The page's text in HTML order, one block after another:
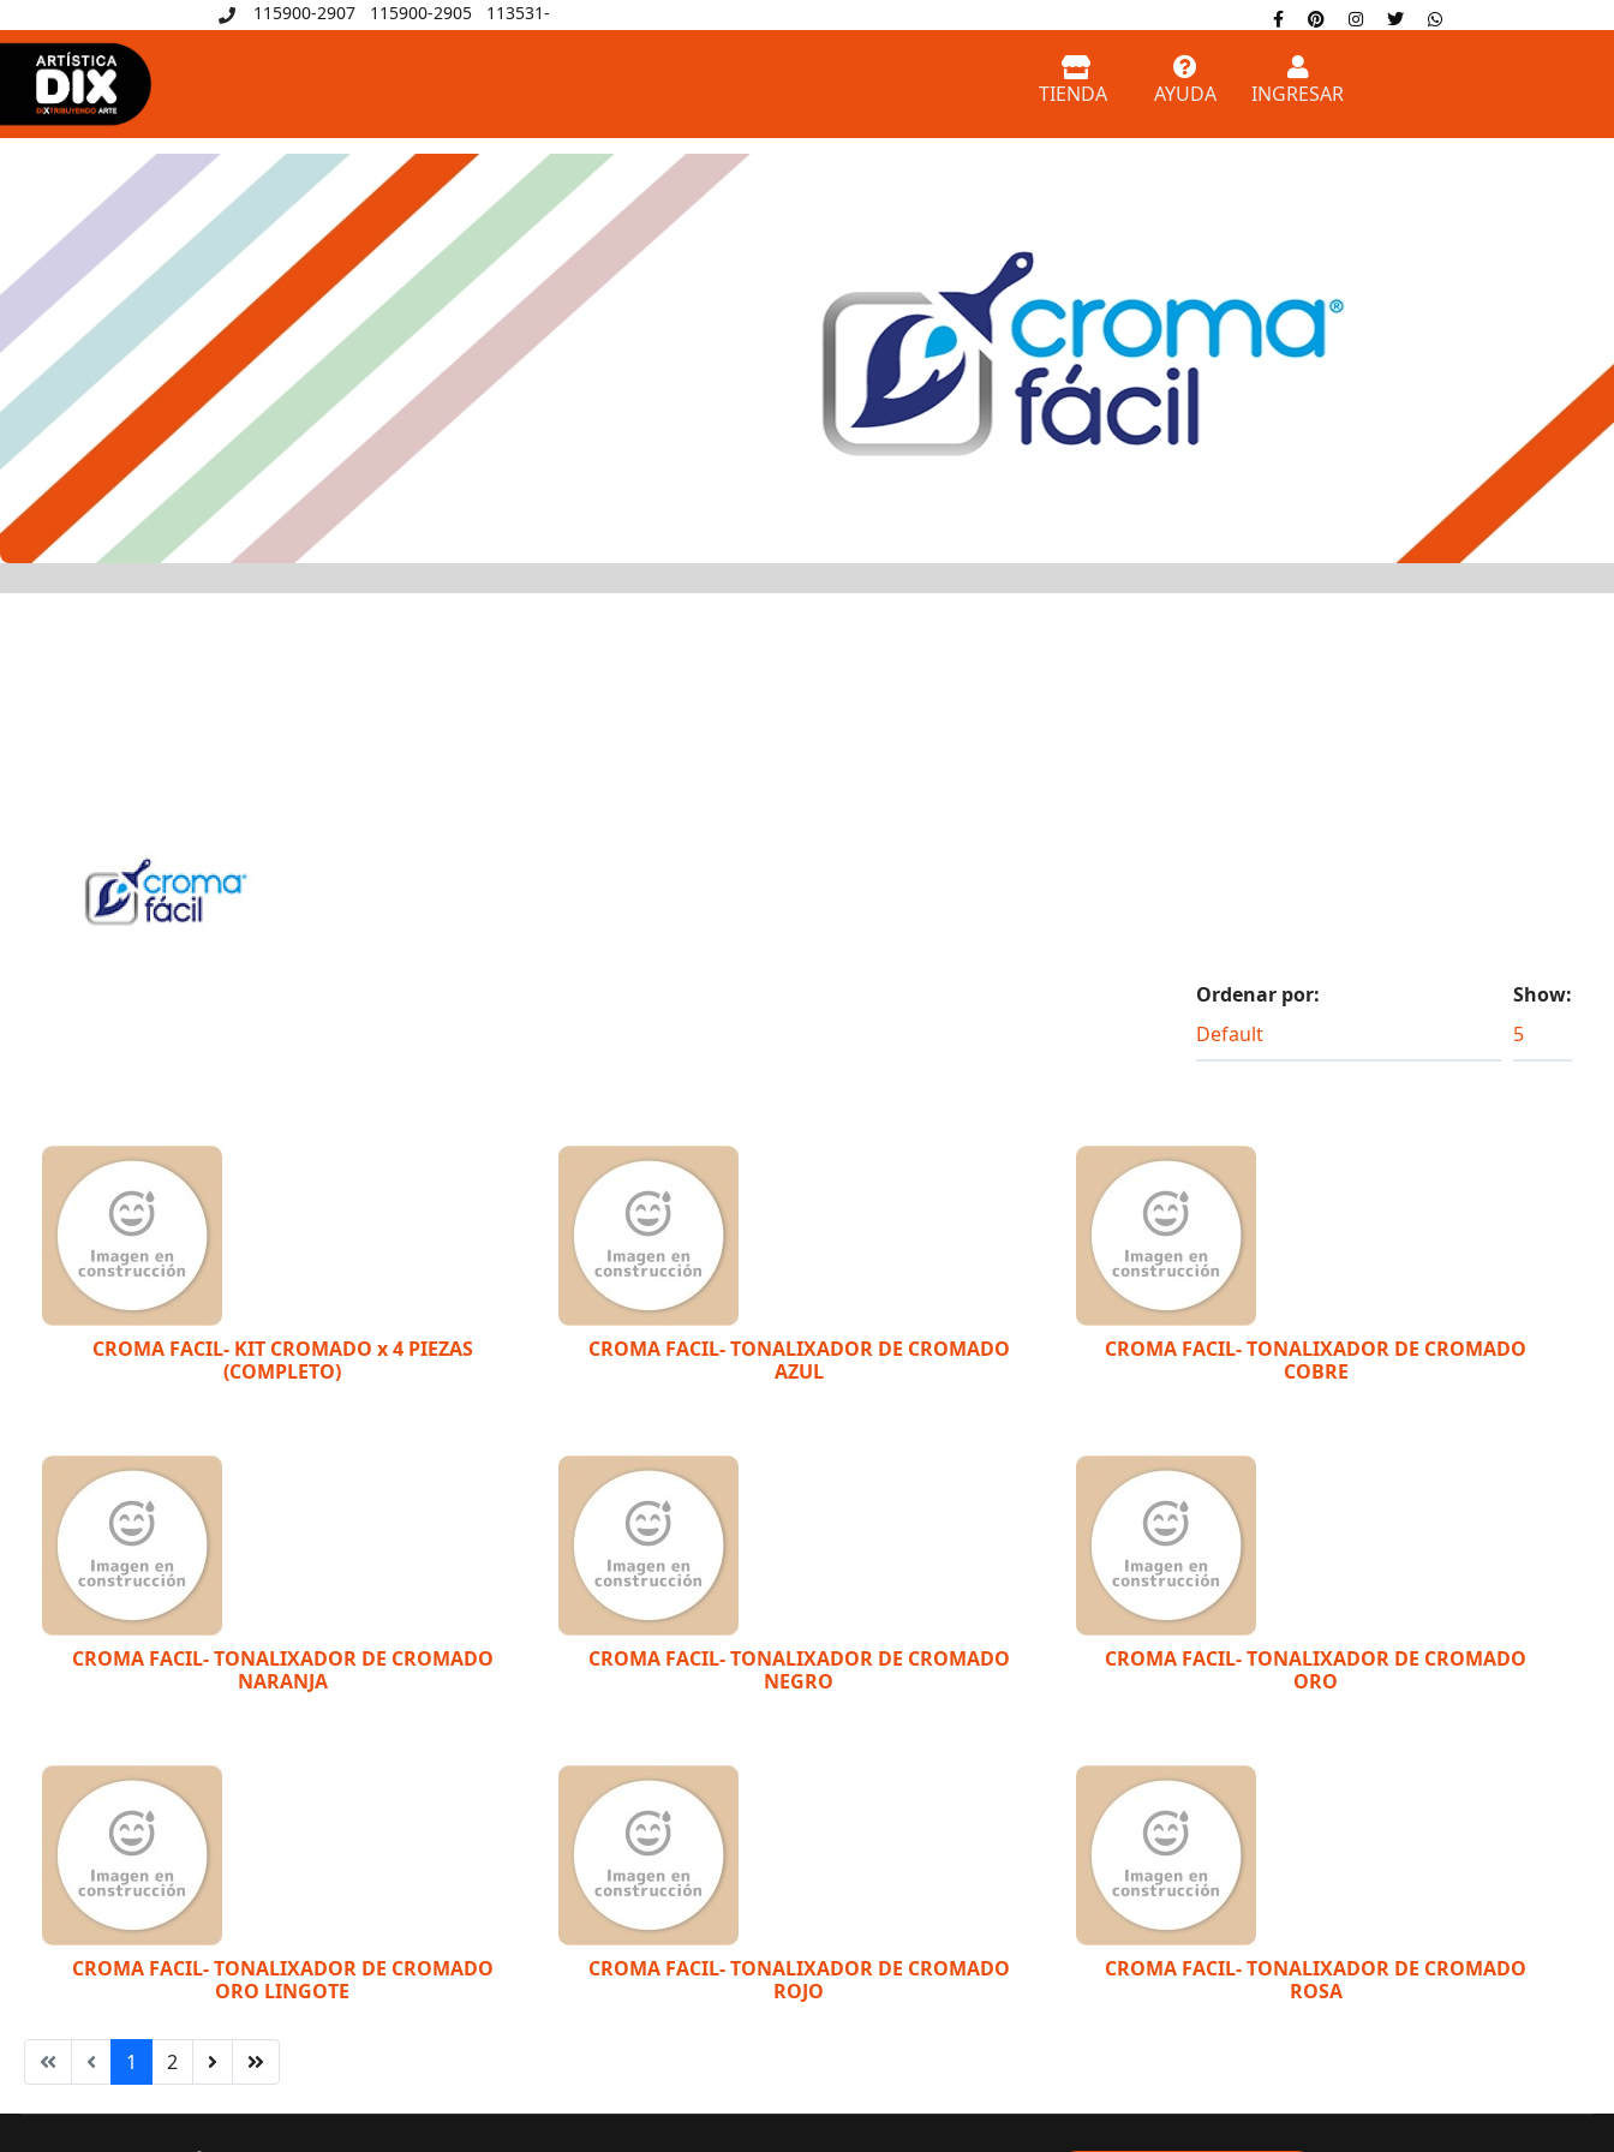
TIENDA AYUDA INGRESAR
fas115900-2907 115900-2905
113531-
1072
fb p ig tw wp
slider croma fácil
Show:
Ordenar por:
CROMA FACIL- KIT CROMADO x 4 PIEZAS
(COMPLETO)
CROMA FACIL- TONALIXADOR DE CROMADO
AZUL
CROMA FACIL- TONALIXADOR DE CROMADO
COBRE
CROMA FACIL- TONALIXADOR DE CROMADO
NARANJA
CROMA FACIL- TONALIXADOR DE CROMADO
NEGRO
CROMA FACIL- TONALIXADOR DE CROMADO
ORO
CROMA FACIL- TONALIXADOR DE CROMADO
ORO LINGOTE
CROMA FACIL- TONALIXADOR DE CROMADO
ROJO
CROMA FACIL- TONALIXADOR DE CROMADO
ROSA
1 2